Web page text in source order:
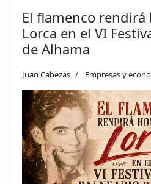
El flamenco rendirá
Lorca en el VI
de Alhama
Juan Cabezas Empresas y